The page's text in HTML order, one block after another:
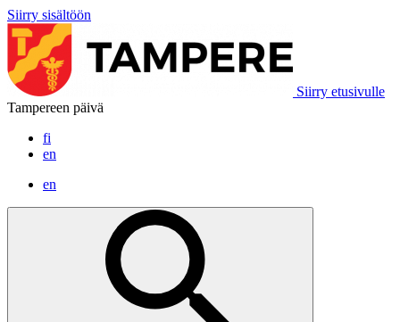
Siirry sisältöön
Siirry etusivulle
Tampereen päivä
fi
en
en